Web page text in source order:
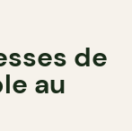
de
au